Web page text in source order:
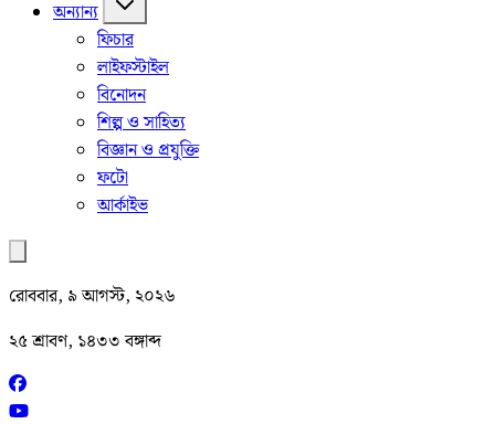
অন্যান্য
ফিচার
লাইফস্টাইল
বিনোদন
শিল্প ও সাহিত্য
বিজ্ঞান ও প্রযুক্তি
ফটো
আর্কাইভ
রোববার, ৯ আগস্ট, ২০২৬
২৫ শ্রাবণ, ১৪৩৩ বঙ্গাব্দ